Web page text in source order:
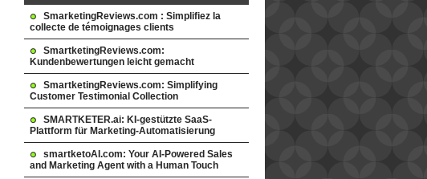
SmarketingReviews.com : Simplifiez la
collecte de témoignages clients
SmartketingReviews.com:
Kundenbewertungen leicht gemacht
SmartketingReviews.com: Simplifying
Customer Testimonial Collection
SMARTKETER.ai: KI-gestützte SaaS-
Plattform für Marketing-Automatisierung
smartketoAI.com: Your AI-Powered Sales
and Marketing Agent with a Human Touch